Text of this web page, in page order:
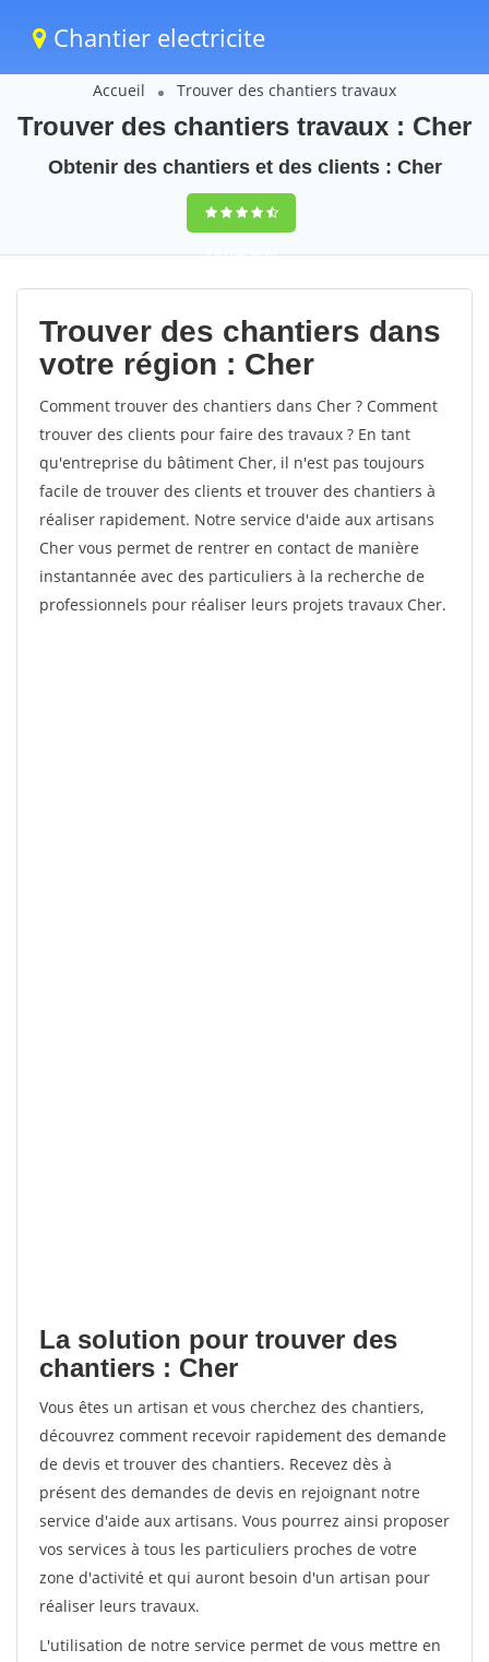
Chantier electricite
Accueil Trouver des chantiers travaux
Trouver des chantiers travaux : Cher
Obtenir des chantiers et des clients : Cher
9,5(100%)72
votes
Trouver des chantiers dans
votre région : Cher
Comment trouver des chantiers dans Cher ? Comment
trouver des clients pour faire des travaux ? En tant
qu'entreprise du bâtiment Cher, il n'est pas toujours
facile de trouver des clients et trouver des chantiers à
réaliser rapidement. Notre service d'aide aux artisans
Cher vous permet de rentrer en contact de manière
instantannée avec des particuliers à la recherche de
professionnels pour réaliser leurs projets travaux Cher.
La solution pour trouver des
chantiers : Cher
Vous êtes un artisan et vous cherchez des chantiers,
découvrez comment recevoir rapidement des demande
de devis et trouver des chantiers. Recevez dès à
présent des demandes de devis en rejoignant notre
service d'aide aux artisans. Vous pourrez ainsi proposer
vos services à tous les particuliers proches de votre
zone d'activité et qui auront besoin d'un artisan pour
réaliser leurs travaux.
L'utilisation de notre service permet de vous mettre en